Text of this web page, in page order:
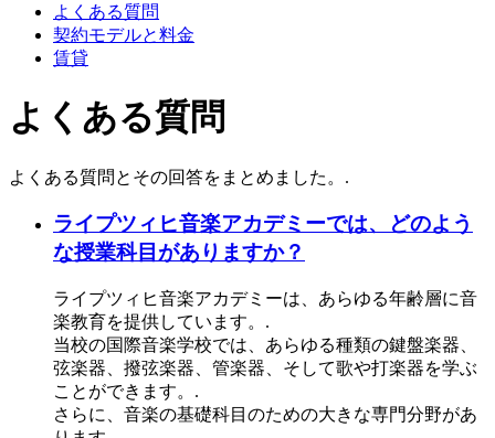
よくある質問
契約モデルと料金
賃貸
よくある質問
よくある質問とその回答をまとめました。.
ライプツィヒ音楽アカデミーでは、どのよう
な授業科目がありますか？
ライプツィヒ音楽アカデミーは、あらゆる年齢層に音
楽教育を提供しています。.
当校の国際音楽学校では、あらゆる種類の鍵盤楽器、
弦楽器、撥弦楽器、管楽器、そして歌や打楽器を学ぶ
ことができます。.
さらに、音楽の基礎科目のための大きな専門分野があ